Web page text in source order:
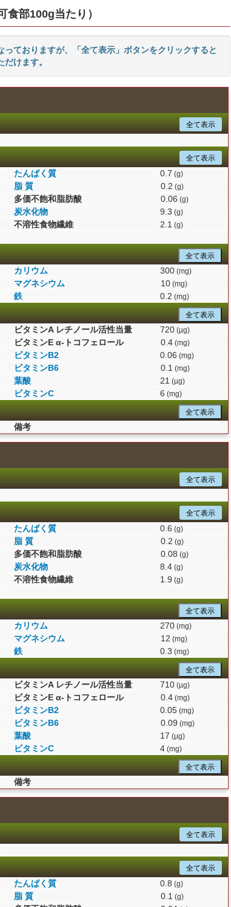
食部100g当たり）
ておりますが、「全て表示」ボタンをクリックすると
けます。
全て表示
全て表示
たんぱく質 0.7 (g)
脂 質 0.2 (g)
多価不飽和脂肪酸 0.06 (g)
炭水化物 9.3 (g)
不溶性食物繊維 2.1 (g)
全て表示
カリウム 300 (mg)
マグネシウム 10(mg)
鉄 0.2 (mg)
全て表示
ビタミンA レチノール活性当量 720 (µg)
ビタミンE α-トコフェロール 0.4(mg)
ビタミンB2 0.06 (mg)
ビタミンB6 0.1 (mg)
葉酸 21 (µg)
ビタミンC 6 (mg)
全て表示
備考
全て表示
全て表示
たんぱく質 0.6 (g)
脂 質 0.2 (g)
多価不飽和脂肪酸 0.08 (g)
炭水化物 8.4 (g)
不溶性食物繊維 1.9 (g)
全て表示
カリウム 270 (mg)
マグネシウム 12 (mg)
鉄 0.3 (mg)
全て表示
ビタミンA レチノール活性当量 710 (µg)
ビタミンE α-トコフェロール 0.4(mg)
ビタミンB2 0.05 (mg)
ビタミンB6 0.09 (mg)
葉酸 17 (µg)
ビタミンC 4 (mg)
全て表示
備考
全て表示
全て表示
たんぱく質 0.8 (g)
脂 質 0.1 (g)